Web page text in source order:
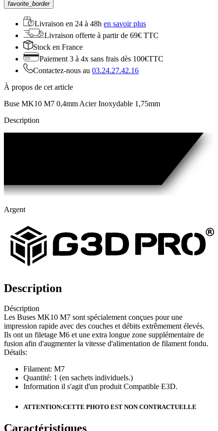
favorite_border
Livraison en 24 à 48h en savoir plus
Livraison offerte à partir de 69€ TTC
Stock en France
Paiement 3 à 4x sans frais dès 100€TTC
Contactez-nous au 03.24.27.42.16
À propos de cet article
Buse MK10 M7 0,4mm Acier Inoxydable 1,75mm
Description
Argent
Description
Déscription
Les Buses MK10 M7 sont spécialement conçues pour une
impression rapide avec des couches et débits extrêmement élevés.
Ils ont un filetage M6 et une extra longue zone supplémentaire de
fusion afin d'augmenter la vitesse d'alimentation de filament fondu.
Détails:
Filament: M7
Quantité: 1 (en sachets individuels.)
Information il s'agit d'un produit Compatible E3D.
ATTENTION:CETTE PHOTO EST NON CONTRACTUELLE
Caractéristiques